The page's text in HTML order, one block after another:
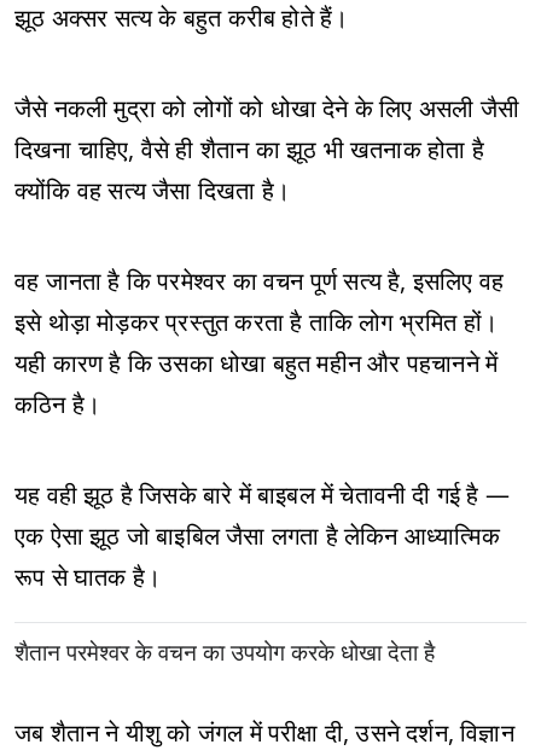
झूठ अक्सर सत्य के बहुत करीब होते हैं।
जैसे नकली मुद्रा को लोगों को धोखा देने के लिए असली जैसी
दिखना चाहिए, वैसे ही शैतान का झूठ भी खतनाक होता है
क्योंकि वह सत्य जैसा दिखता है।
वह जानता है कि परमेश्वर का वचन पूर्ण सत्य है, इसलिए वह
इसे थोड़ा मोड़कर प्रस्तुत करता है ताकि लोग भ्रमित हों।
यही कारण है कि उसका धोखा बहुत महीन और पहचानने में
कठिन है।
यह वही झूठ है जिसके बारे में बाइबल में चेतावनी दी गई है —
एक ऐसा झूठ जो बाइबिल जैसा लगता है लेकिन आध्यात्मिक
रूप से घातक है।
शैतान परमेश्वर के वचन का उपयोग करके धोखा देता है
जब शैतान ने यीशु को जंगल में परीक्षा दी, उसने दर्शन, विज्ञान